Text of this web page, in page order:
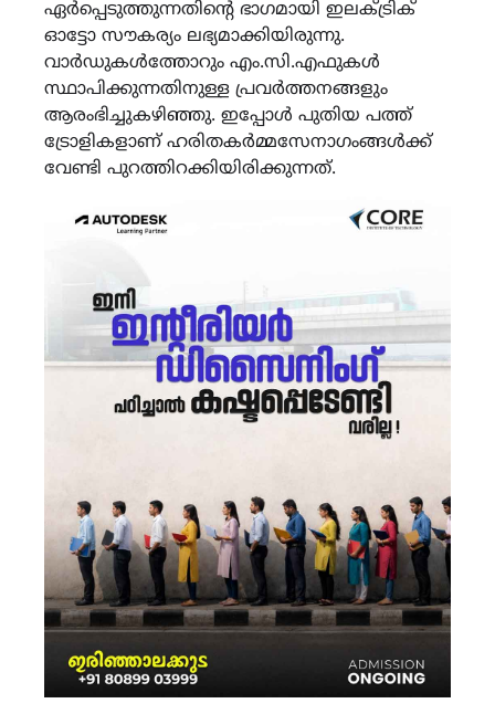
ഏര്‍പ്പെടുത്തുന്നതിന്റെ ഭാഗമായി ഇലക്ട്രിക്
ഓട്ടോ സൗകര്യം ലഭ്യമാക്കിയിരുന്നു.
വാര്‍ഡുകള്‍ത്തോറും എം.സി.എഫുകള്‍
സ്ഥാപിക്കുന്നതിനുള്ള പ്രവര്‍ത്തനങ്ങളും
ആരംഭിച്ചുകഴിഞ്ഞു. ഇപ്പോള്‍ പുതിയ പത്ത്
ട്രോളികളാണ് ഹരിതകര്‍മ്മസേനാഗംങ്ങള്‍ക്ക്
വേണ്ടി പുറത്തിറക്കിയിരിക്കുന്നത്.